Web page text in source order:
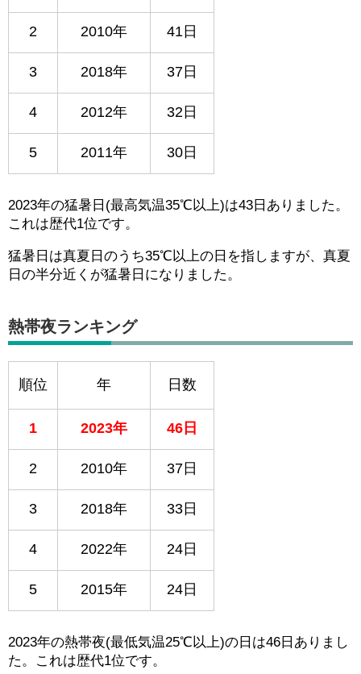
2 2010年 41日
3 2018年 37日
4 2012年 32日
5 2011年 30日
2023年の猛暑日(最高気温35℃以上)は43日ありました。
これは歴代1位です。
猛暑日は真夏日のうち35℃以上の日を指しますが、真夏
日の半分近くが猛暑日になりました。
熱帯夜ランキング
順位 年 日数
1 2023年 46日
2 2010年 37日
3 2018年 33日
4 2022年 24日
5 2015年 24日
2023年の熱帯夜(最低気温25℃以上)の日は46日ありまし
た。これは歴代1位です。